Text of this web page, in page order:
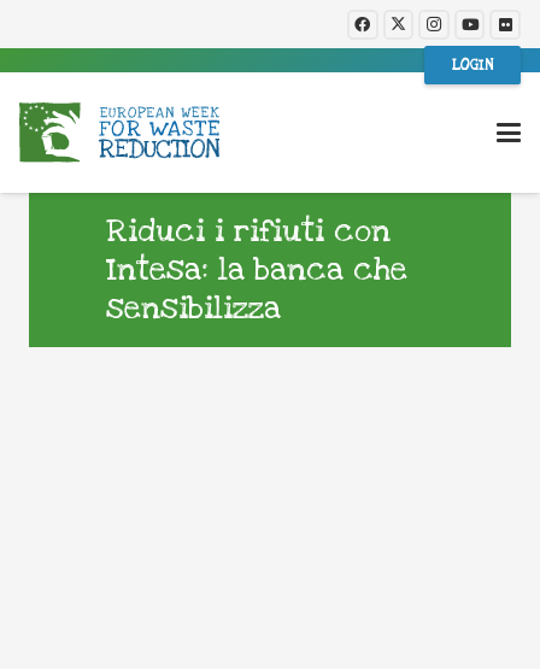
LOGIN
Riduci i rifiuti con
Intesa: la banca che
sensibilizza